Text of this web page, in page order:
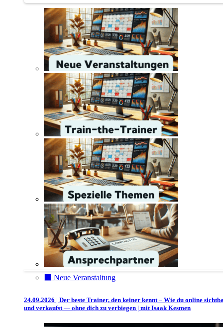
⬛️ Neue Veranstaltung
24.09.2026 | Der beste Trainer, den keiner kennt – Wie du online
und verkaufst — ohne dich zu verbiegen | mit Isaak Kesmen